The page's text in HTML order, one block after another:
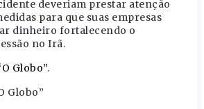
deveriam prestar atenção
para que suas empresas
dinheiro fortalecendo o
no Irã.
Globo”.
Globo”